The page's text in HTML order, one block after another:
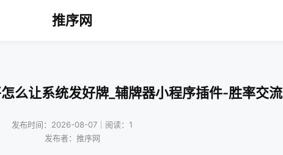
推序网
么让系统发好牌_辅牌器小程序插件-胜率交流
发布时间：2026-08-07｜阅读：1
发布者：推序网